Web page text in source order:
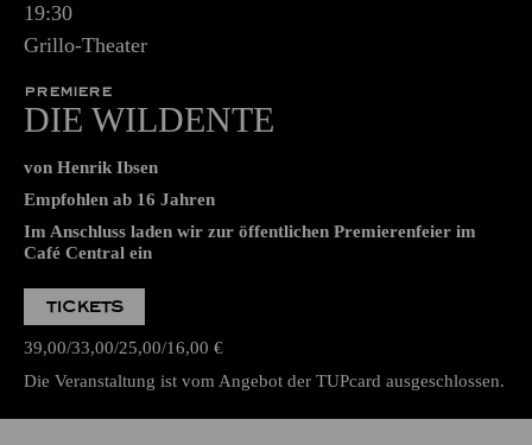
19:30
Grillo-Theater
PREMIERE
DIE WILDENTE
von Henrik Ibsen
Empfohlen ab 16 Jahren
Im Anschluss laden wir zur öffentlichen Premierenfeier im
Café Central ein
TICKETS
39,00 33,00 25,00 16,00 €
Die Veranstaltung ist vom Angebot der TUPcard ausgeschlossen.